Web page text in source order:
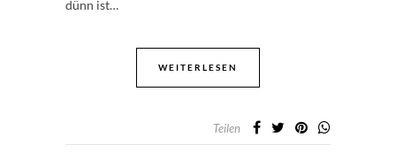
dünn ist…
WEITERLESEN
Teilen